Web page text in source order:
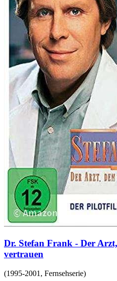
Dr. Stefan Frank - Der
vertrauen
(1995-2001 , Fernsehserie)